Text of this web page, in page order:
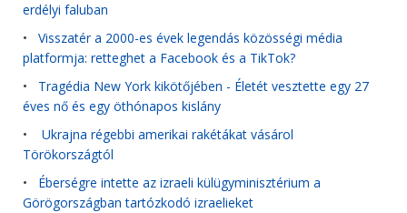
erdélyi faluban
• Visszatér a 2000-es évek legendás közösségi média
platformja: retteghet a Facebook és a TikTok?
• Tragédia New York kikötőjében - Életét vesztette egy 27
éves nő és egy öthónapos kislány
•
Ukrajna régebbi amerikai rakétákat vásárol
Törökországtól
• Éberségre intette az izraeli külügyminisztérium a
Görögországban tartózkodó izraelieket